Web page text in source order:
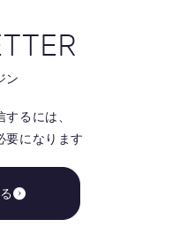
ン
るには、
要になります